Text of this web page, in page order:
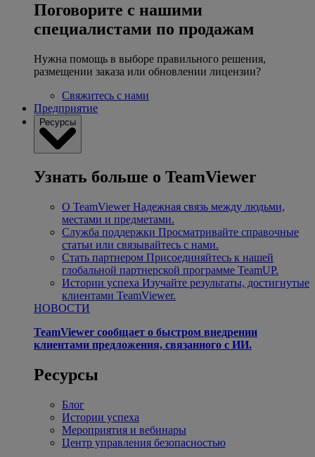
Поговорите с нашими
специалистами по продажам
Нужна помощь в выборе правильного решения,
размещении заказа или обновлении лицензии?
Свяжитесь с нами
Предприятие
Ресурсы
Узнать больше о TeamViewer
О TeamViewer Надежная связь между людьми,
местами и предметами.
Служба поддержки Просматривайте справочные
статьи или связывайтесь с нами.
Стать партнером Присоединяйтесь к нашей
глобальной партнерской программе TeamUP.
Истории успеха Изучайте результаты, достигнутые
клиентами TeamViewer.
НОВОСТИ
TeamViewer сообщает о быстром внедрении
клиентами предложения, связанного с ИИ.
Ресурсы
Блог
Истории успеха
Мероприятия и вебинары
Центр управления безопасностью